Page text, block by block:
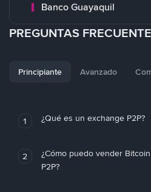
Banco Guayaquil
PREGUNTAS
Principiante Avanzado
1 ¿Qué es un exchange P2P?
2
¿Cómo puedo vender
P2P?